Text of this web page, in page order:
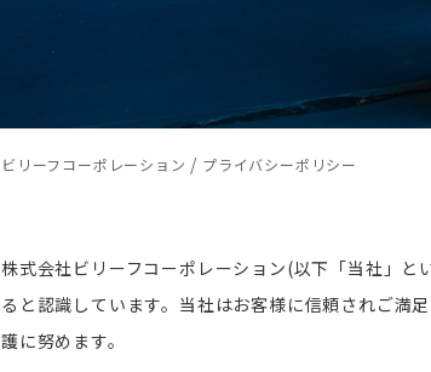
ビリーフコーポレーション / プライバシーポリシー
株式会社ビリーフコーポレーション(以下「当社」
ると認識しています。当社はお客様に信頼されご満
護に努めます。